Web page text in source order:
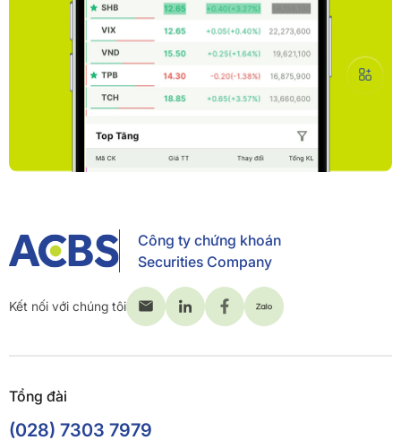
Công ty chứng khoán
Securities Company
Kết nối với chúng tôi
Tổng đài
(028) 7303 7979